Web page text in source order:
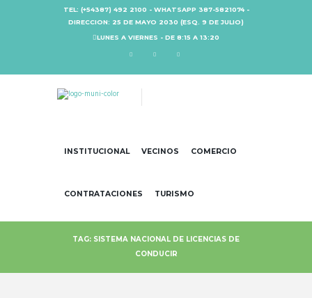
TEL: (+54387) 492 2100 - WHATSAPP 387-5821074 -
DIRECCION: 25 DE MAYO 2030 (ESQ. 9 DE JULIO)
LUNES A VIERNES - DE 8:15 A 13:20
INSTITUCIONAL VECINOS COMERCIO
CONTRATACIONES TURISMO
TAG: SISTEMA NACIONAL DE LICENCIAS DE
CONDUCIR